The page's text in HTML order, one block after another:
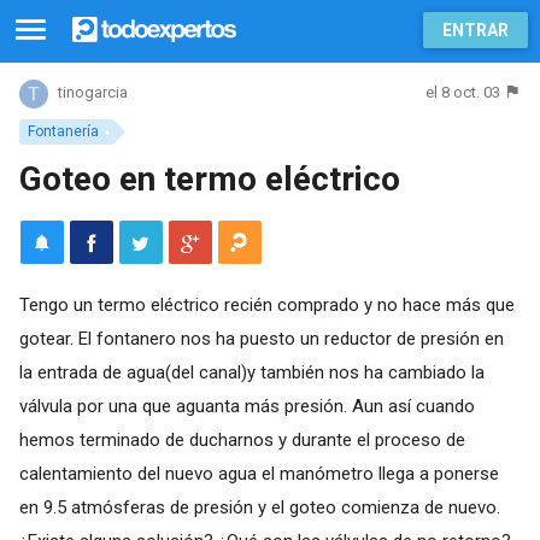
ENTRAR
Fontanería
tinogarcia el 8 oct. 03
Goteo en termo eléctrico
Tengo un termo eléctrico recién comprado y no hace más que
gotear. El fontanero nos ha puesto un reductor de presión en
la entrada de agua(del canal)y también nos ha cambiado la
válvula por una que aguanta más presión. Aun así cuando
hemos terminado de ducharnos y durante el proceso de
calentamiento del nuevo agua el manómetro llega a ponerse
en 9.5 atmósferas de presión y el goteo comienza de nuevo.